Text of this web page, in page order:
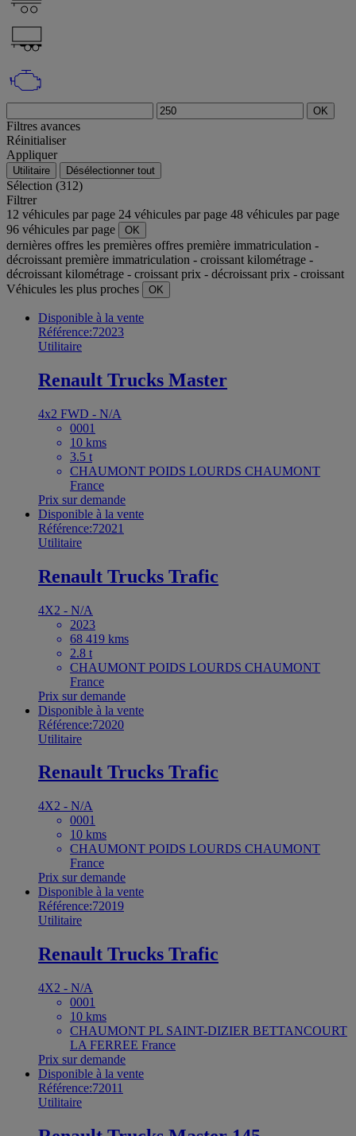
OK
Filtres avances
Réinitialiser
Appliquer
Utilitaire Désélectionner tout
Sélection (312)
Filtrer
12 véhicules par page 24 véhicules par page 48 véhicules par page
96 véhicules par page
OK
dernières offres les premières offres première immatriculation -
décroissant première immatriculation - croissant kilométrage -
décroissant kilométrage - croissant prix - décroissant prix - croissant
Véhicules les plus proches
OK
Disponible à la vente
Référence:72023
Utilitaire
Renault Trucks Master
4x2 FWD - N/A
0001
10 kms
3.5 t
CHAUMONT POIDS LOURDS CHAUMONT
France
Prix sur demande
Disponible à la vente
Référence:72021
Utilitaire
Renault Trucks Trafic
4X2 - N/A
2023
68 419 kms
2.8 t
CHAUMONT POIDS LOURDS CHAUMONT
France
Prix sur demande
Disponible à la vente
Référence:72020
Utilitaire
Renault Trucks Trafic
4X2 - N/A
0001
10 kms
CHAUMONT POIDS LOURDS CHAUMONT
France
Prix sur demande
Disponible à la vente
Référence:72019
Utilitaire
Renault Trucks Trafic
4X2 - N/A
0001
10 kms
CHAUMONT PL SAINT-DIZIER BETTANCOURT
LA FERREE France
Prix sur demande
Disponible à la vente
Référence:72011
Utilitaire